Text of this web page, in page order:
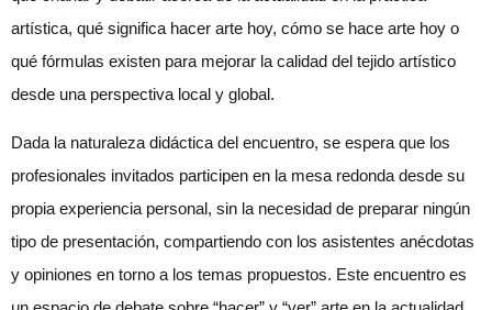
artística, qué significa hacer arte hoy, cómo se hace arte hoy o
qué fórmulas existen para mejorar la calidad del tejido artístico
desde una perspectiva local y global.
Dada la naturaleza didáctica del encuentro, se espera que los
profesionales invitados participen en la mesa redonda desde su
propia experiencia personal, sin la necesidad de preparar ningún
tipo de presentación, compartiendo con los asistentes anécdotas
y opiniones en torno a los temas propuestos. Este encuentro es